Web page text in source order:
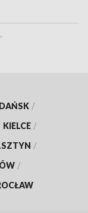
/
KIELCE /
/
/